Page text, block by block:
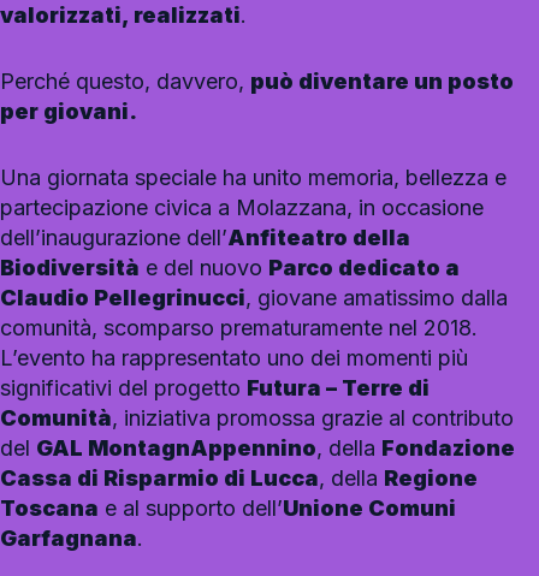
valorizzati, realizzati.
Perché questo, davvero, può diventare un posto
per giovani.
Una giornata speciale ha unito memoria, bellezza e
partecipazione civica a Molazzana, in occasione
dell’inaugurazione dell’Anfiteatro della
Biodiversità e del nuovo Parco dedicato a
Claudio Pellegrinucci, giovane amatissimo dalla
comunità, scomparso prematuramente nel 2018.
L’evento ha rappresentato uno dei momenti più
significativi del progetto Futura – Terre di
Comunità, iniziativa promossa grazie al contributo
del GAL MontagnAppennino, della Fondazione
Cassa di Risparmio di Lucca, della Regione
Toscana e al supporto dell’Unione Comuni
Garfagnana.